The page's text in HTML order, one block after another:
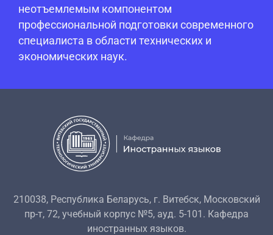
неотъемлемым компонентом
профессиональной подготовки современного
специалиста в области технических и
экономических наук.
210038, Республика Беларусь, г. Витебск, Московский
пр-т, 72, учебный корпус №5, ауд. 5-101. Кафедра
иностранных языков.